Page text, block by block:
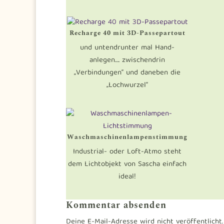
Recharge 40 mit 3D-Passepartout
und untendrunter mal Hand-
anlegen…. zwischendrin
„Verbindungen“ und daneben die
„Lochwurzel“
Waschmaschinenlampenstimmung
Industrial- oder Loft-Atmo steht
dem Lichtobjekt von Sascha einfach
ideal!
Kommentar absenden